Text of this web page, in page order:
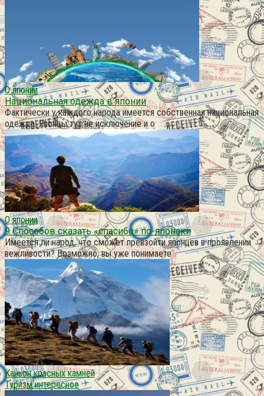
О японии
Национальная одежда в японии
Фактически у каждого народа имеется собственная национальная
одежда. Японцы тут не исключение и о
О японии
9 Способов сказать «спасибо» по-японски
Имеется ли народ, что сможет превзойти японцев в проявлении
вежливости? Возможно, вы уже понимаете
Каньон красных камней
Туризм интересное